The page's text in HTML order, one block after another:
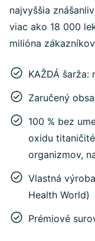
najvyššia
viac ako 18 000
milióna
KAŽDÁ šarža:
Zaručený
100 % bez
oxidu
organizmov,
Vlastná
Health World)
Prémiové